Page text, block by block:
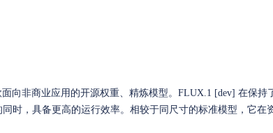
向非商业应用的开源权重、精炼模型。FLUX.1 [dev] 在保持
时，具备更高的运行效率。相较于同尺寸的标准模型，它在